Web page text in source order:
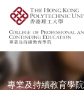
專業及持續教育學院